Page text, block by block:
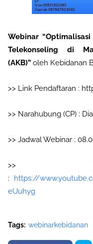
Webinar
Telekonseling di
(AKB)” oleh Kebidanan
>> Link Pendaftaran :
>> Narahubung (CP) :
>> Jadwal Webinar :
>>
: https://
eUuhyg
Tags: webinarkebidanan